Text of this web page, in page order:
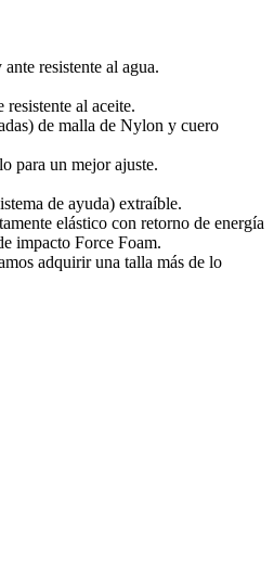
resistente al agua.
resistente al aceite.
de malla de Nylon y cuero
para un mejor ajuste.
de ayuda) extraíble.
elástico con retorno de energía
impacto Force Foam.
adquirir una talla más de lo